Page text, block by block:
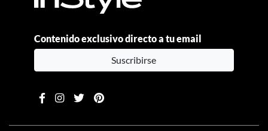
Contenido exclusivo directo a tu email
Suscribirse